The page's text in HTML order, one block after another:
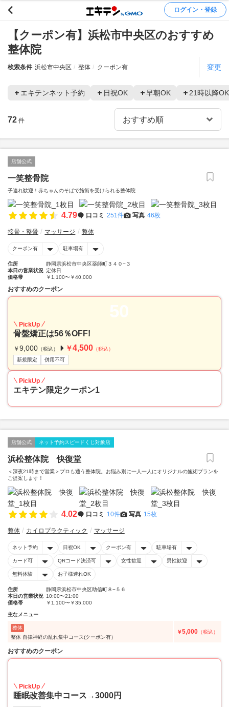
ログイン・登録
【クーポン有】浜松市中央区のおすすめ
整体院
検索条件 浜松市中央区 整体 クーポン有 変更
エキテンネット予約 日祝OK 早朝OK 21時以降OK
72 件
店舗公式
一笑整骨院
子連れ歓迎！赤ちゃんのそばで施術を受けられる整体院
4.79 口コミ 251件 写真 46枚
接骨・整骨 マッサージ 整体
クーポン有 駐車場有
住所
静岡県浜松市中央区薬師町３４０−３
本日の営業状況 定休日
価格帯
￥1,100〜￥40,000
おすすめのクーポン
50
PickUp
骨盤矯正は56％OFF!
￥ 9,000 （税込） ￥4,500 （税込）
新規限定
併用不可
PickUp
エキテン限定クーポン1
店舗公式 ネット予約スピードくじ対象店
浜松整体院 快復堂
＜深夜21時まで営業＞プロも通う整体院。お悩み別に一人一人にオリジナルの施術プランを
ご提案します！
4.02 口コミ 10件 写真 15枚
整体 カイロプラクティック マッサージ
ネット予約 日祝OK クーポン有 駐車場有
カード可 QRコード決済可 女性歓迎 男性歓迎
無料体験 お子様連れOK
住所
静岡県浜松市中央区助信町８−５６
本日の営業状況 10:00〜21:00
価格帯
￥1,100〜￥35,000
主なメニュー
整体
整体 自律神経の乱れ集中コース(クーポン有）
￥5,000 （税込）
おすすめのクーポン
PickUp
睡眠改善集中コース→3000円